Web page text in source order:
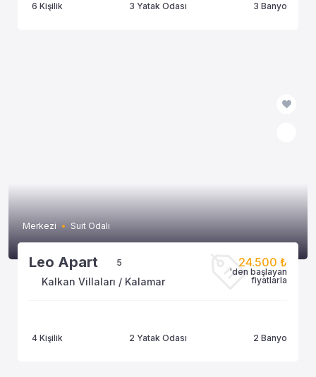
6 Kişilik 3 Yatak Odası 3 Banyo
Merkezi Suit Odalı
Leo Apart 5
Kalkan Villaları / Kalamar
24.500 ₺
'den başlayan
fiyatlarla
4 Kişilik 2 Yatak Odası 2 Banyo